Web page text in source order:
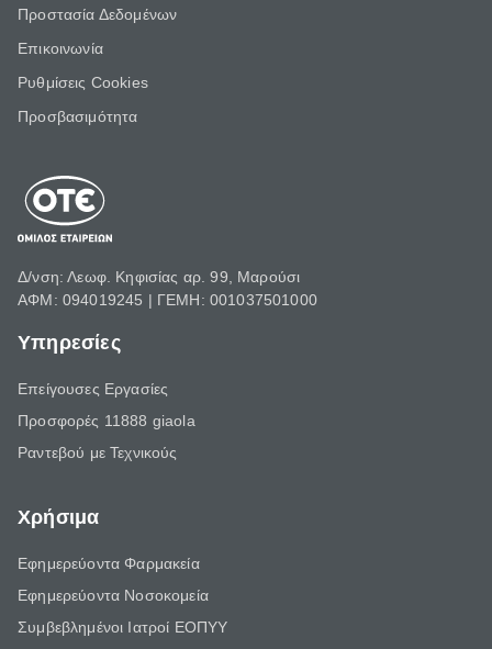
Προστασία Δεδομένων
Επικοινωνία
Ρυθμίσεις Cookies
Προσβασιμότητα
Δ/νση: Λεωφ. Κηφισίας αρ. 99, Μαρούσι
ΑΦΜ: 094019245 | ΓΕΜΗ: 001037501000
Υπηρεσίες
Επείγουσες Εργασίες
Προσφορές 11888 giaola
Ραντεβού με Τεχνικούς
Χρήσιμα
Εφημερεύοντα Φαρμακεία
Εφημερεύοντα Νοσοκομεία
Συμβεβλημένοι Ιατροί ΕΟΠΥΥ